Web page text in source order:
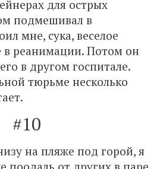
для острых
подмешивал в
мне, сука, веселое
в реанимации. Потом он
в другом госпитале.
тюрьме несколько
#10
на пляже под горой, я